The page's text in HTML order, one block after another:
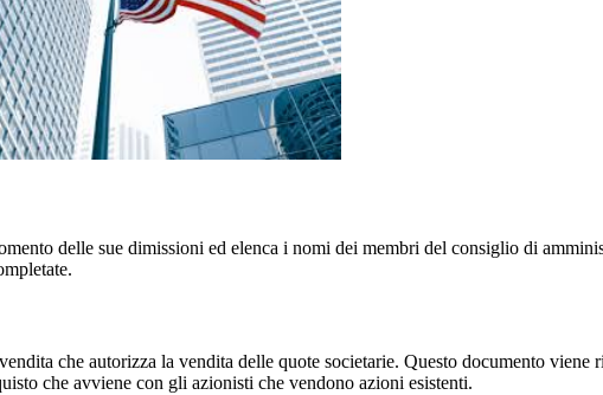
delle sue dimissioni ed elenca i nomi dei membri del consiglio di
che autorizza la vendita delle quote societarie. Questo documento
che avviene con gli azionisti che vendono azioni esistenti.